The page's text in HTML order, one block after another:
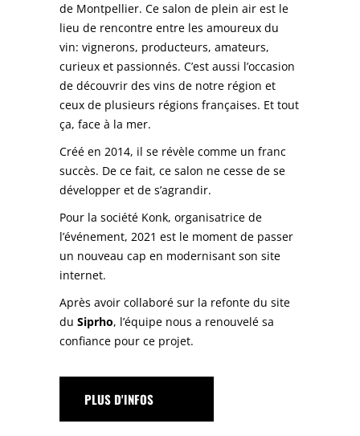
de Montpellier. Ce salon de plein air est le
lieu de rencontre entre les amoureux du
vin: vignerons, producteurs, amateurs,
curieux et passionnés. C’est aussi l’occasion
de découvrir des vins de notre région et
ceux de plusieurs régions françaises. Et tout
ça, face à la mer.
Créé en 2014, il se révèle comme un franc
succès. De ce fait, ce salon ne cesse de se
développer et de s’agrandir.
Pour la société Konk, organisatrice de
l’événement, 2021 est le moment de passer
un nouveau cap en modernisant son site
internet.
Après avoir collaboré sur la refonte du site
du Siprho, l’équipe nous a renouvelé sa
confiance pour ce projet.
PLUS D'INFOS